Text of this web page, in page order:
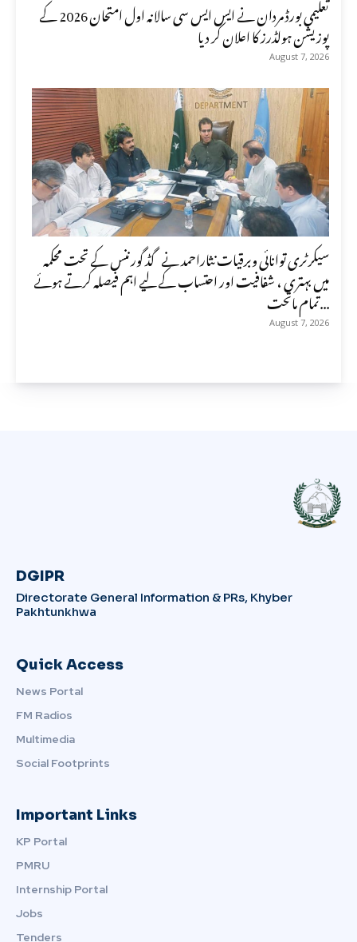
تعلیمی بورڈ مردان نے ایس ایس سی سالانہ اول امتحان 2026 کے
پوزیشن ہولڈرز کا اعلان کر دیا
August 7, 2026
سیکرٹری توانائی وبرقیات نثاراحمد نے گڈ گورننس کے تحت محکمہ
میں بہتری ، شفافیت اور احتساب کے لیے اہم فیصلہ کرتے ہوئے
تمام ماتحت...
August 7, 2026
DGIPR
Directorate General Information & PRs, Khyber
Pakhtunkhwa
Quick Access
News Portal
FM Radios
Multimedia
Social Footprints
Important Links
KP Portal
PMRU
Internship Portal
Jobs
Tenders